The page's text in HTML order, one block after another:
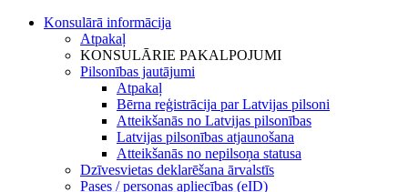
Konsulārā informācija
Atpakaļ
KONSULĀRIE PAKALPOJUMI
Pilsonības jautājumi
Atpakaļ
Bērna reģistrācija par Latvijas pilsoni
Atteikšanās no Latvijas pilsonības
Latvijas pilsonības atjaunošana
Atteikšanās no nepilsoņa statusa
Dzīvesvietas deklarēšana ārvalstīs
Pases / personas apliecības (eID)